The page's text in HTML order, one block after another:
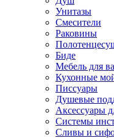
Унитазы
Смесители
Раковины
Биде
Мебель для
Кухонные
Писсуары
Душевые
Аксессуары
Системы
Сливы и